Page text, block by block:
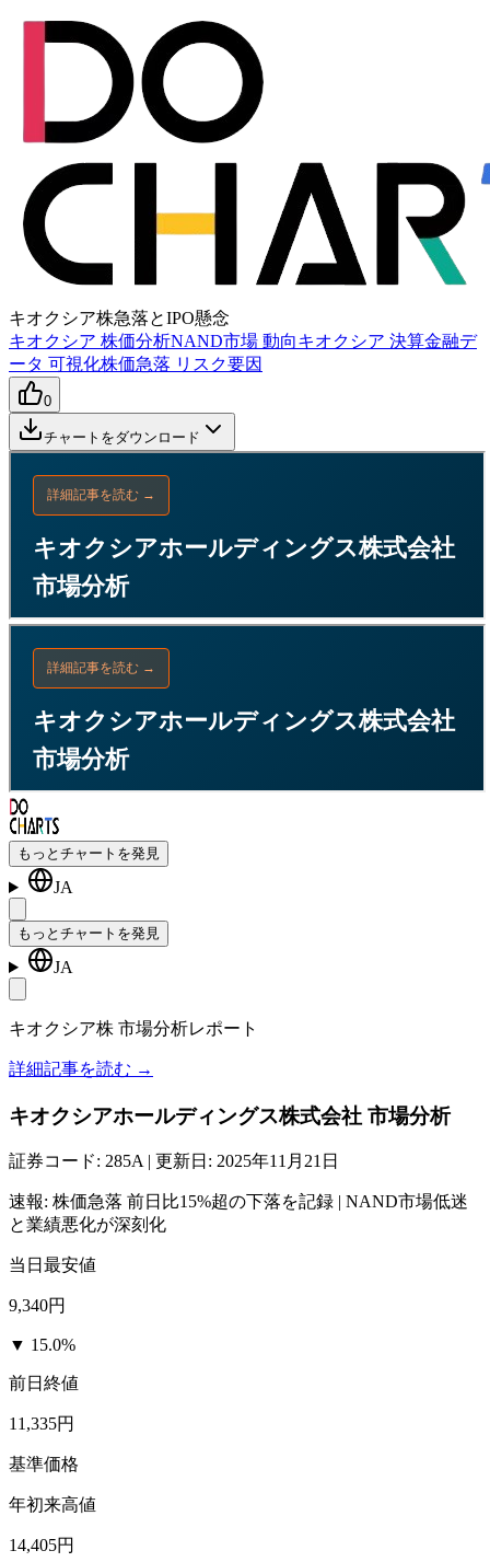
キオクシア株急落とIPO懸念
キオクシア 株価分析NAND市場 動向キオクシア 決算金融デ
ータ 可視化株価急落 リスク要因
0
チャートをダウンロード
もっとチャートを発見
JA
もっとチャートを発見
JA
キオクシア株 市場分析レポート
詳細記事を読む →
キオクシアホールディングス株式会社 市場分析
証券コード: 285A | 更新日: 2025年11月21日
速報: 株価急落 前日比15%超の下落を記録 | NAND市場低迷
と業績悪化が深刻化
当日最安値
9,340円
▼ 15.0%
前日終値
11,335円
基準価格
年初来高値
14,405円